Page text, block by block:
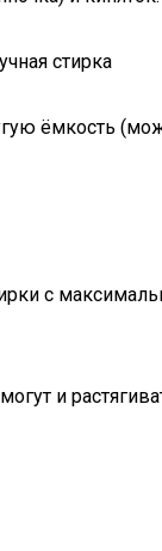
ёмкость
с
и